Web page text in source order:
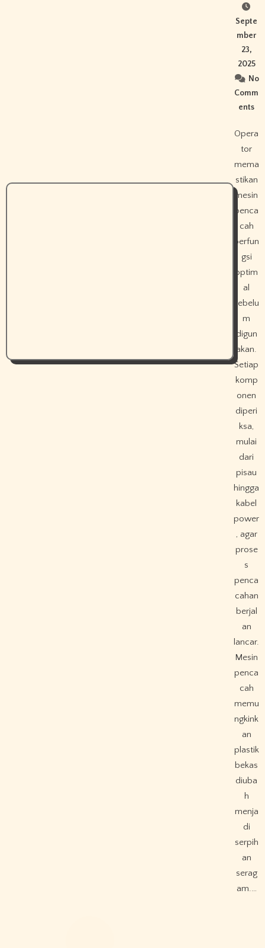
Septe
mber
23,
2025
No
Comm
ents
Opera
tor
mema
stikan
mesin
penca
cah
berfun
gsi
optim
al
sebelu
m
digun
akan.
Setiap
komp
onen
diperi
ksa,
mulai
dari
pisau
hingga
kabel
power
, agar
prose
s
penca
cahan
berjal
an
lancar.
Mesin
penca
cah
memu
ngkink
an
plastik
bekas
diuba
h
menja
di
serpih
an
serag
am.…